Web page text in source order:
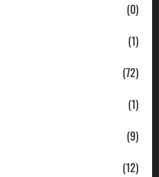
(0)
(1)
(72)
(1)
(9)
(12)